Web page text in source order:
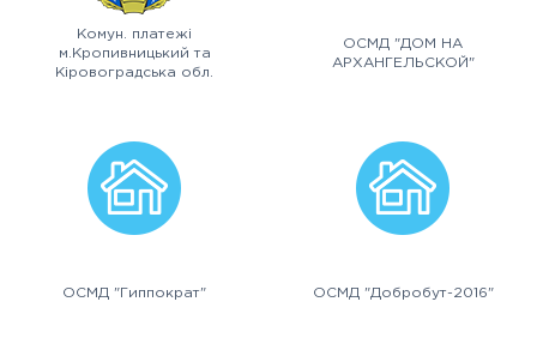
Комун. платежі
м.Кропивницький та
Кіровоградська обл.
ОСМД "ДОМ НА
АРХАНГЕЛЬСКОЙ"
ОСМД "Гиппократ" ОСМД "Добробут-2016"